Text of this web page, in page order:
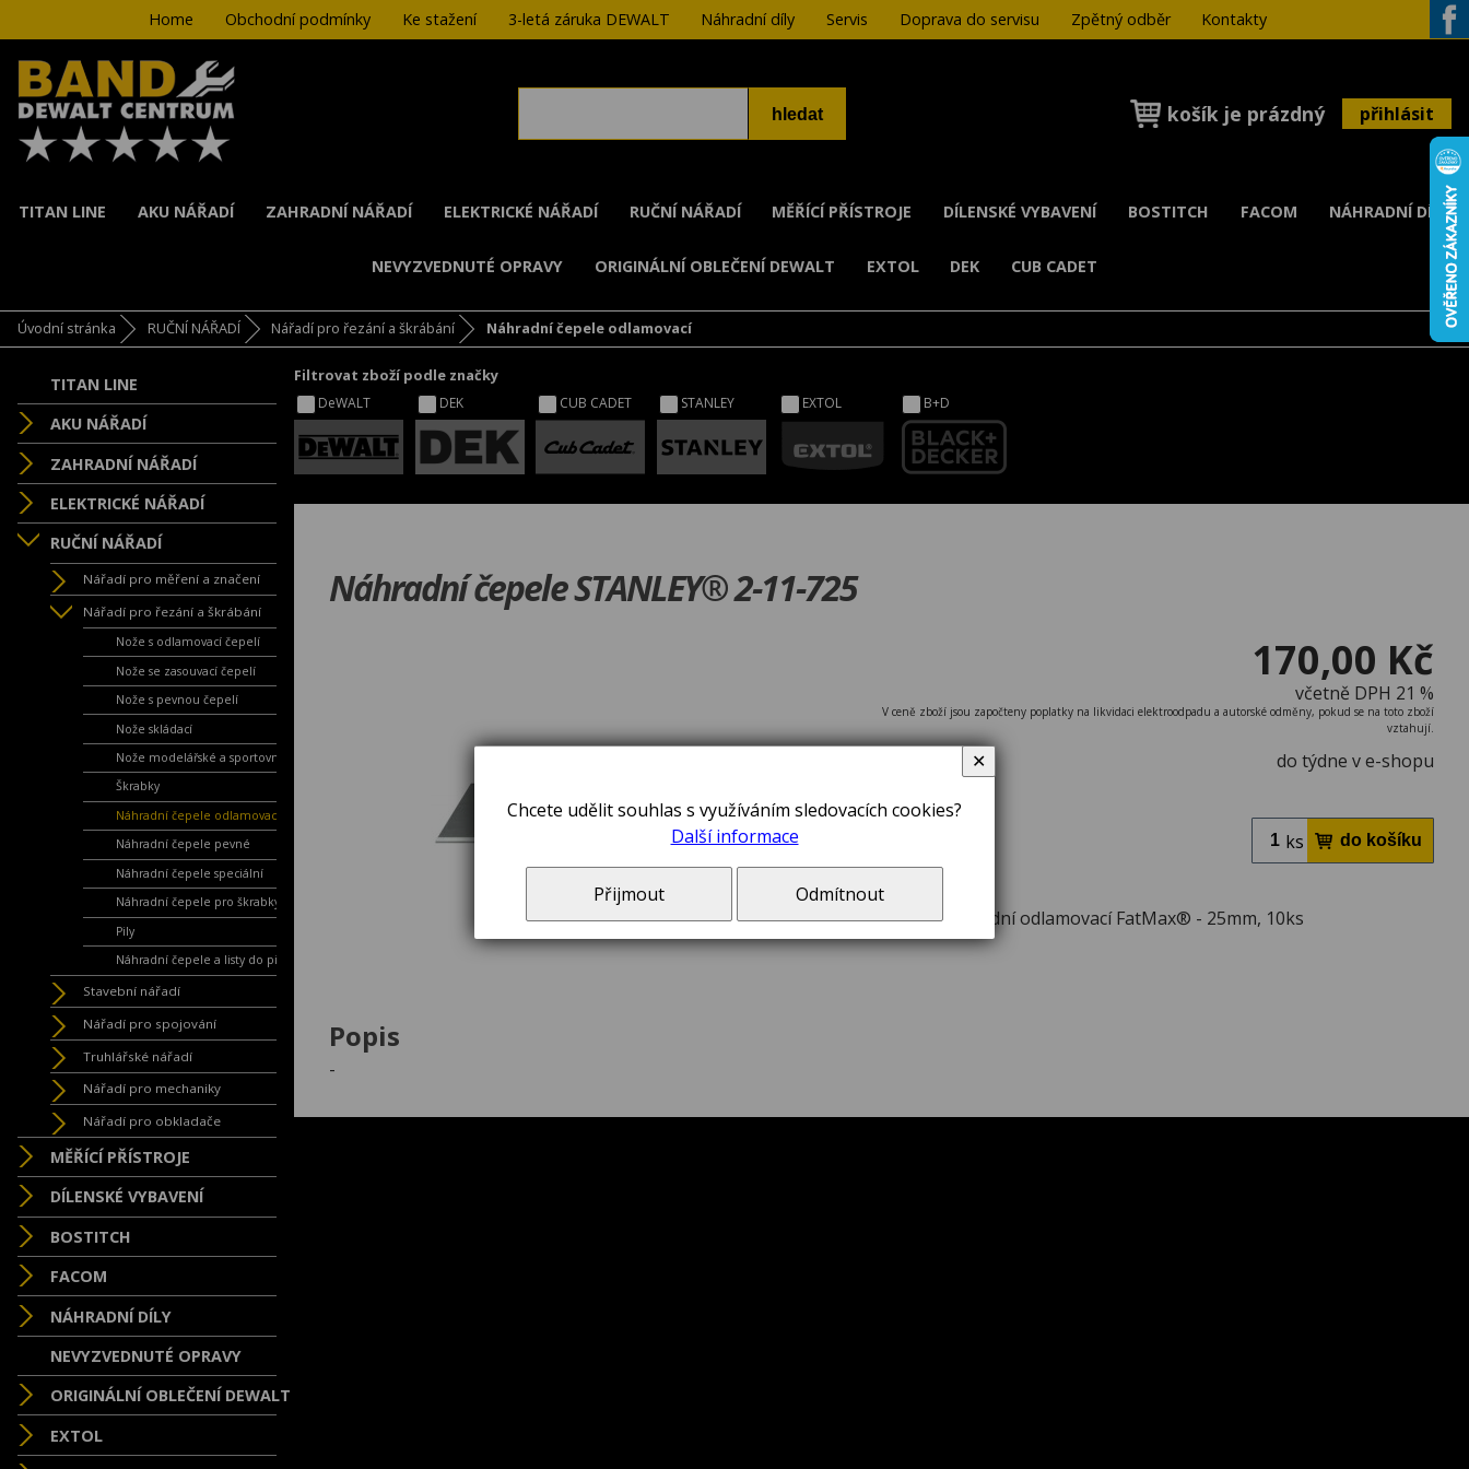
Home Obchodní podmínky Ke stažení 3-letá záruka DEWALT Náhradní díly Servis Doprava do servisu Zpětný odběr
Kontakty
košík je prázdný přihlásit
TITAN LINE AKU NÁŘADÍ ZAHRADNÍ NÁŘADÍ ELEKTRICKÉ NÁŘADÍ RUČNÍ NÁŘADÍ MĚŘÍCÍ PŘÍSTROJE DÍLENSKÉ VYBAVENÍ BOSTITCH FACOM NÁHRADNÍ DÍLY
NEVYZVEDNUTÉ OPRAVY ORIGINÁLNÍ OBLEČENÍ DEWALT EXTOL DEK CUB CADET
Úvodní stránka RUČNÍ NÁŘADÍ Nářadí pro řezání a škrábání Náhradní čepele odlamovací
TITAN LINE
AKU NÁŘADÍ
ZAHRADNÍ NÁŘADÍ
ELEKTRICKÉ NÁŘADÍ
RUČNÍ NÁŘADÍ
Nářadí pro měření a značení
Nářadí pro řezání a škrábání
Nože s odlamovací čepelí
Nože se zasouvací čepelí
Nože s pevnou čepelí
Nože skládací
Nože modelářské a sportovní
Škrabky
Náhradní čepele odlamovací
Náhradní čepele pevné
Náhradní čepele speciální
Náhradní čepele pro škrabky
Pily
Náhradní čepele a listy do pil
Stavební nářadí
Nářadí pro spojování
Truhlářské nářadí
Nářadí pro mechaniky
Nářadí pro obkladače
MĚŘÍCÍ PŘÍSTROJE
DÍLENSKÉ VYBAVENÍ
BOSTITCH
FACOM
NÁHRADNÍ DÍLY
NEVYZVEDNUTÉ OPRAVY
ORIGINÁLNÍ OBLEČENÍ DEWALT
EXTOL
Filtrovat zboží podle značky
DeWALT DEK CUB CADET STANLEY EXTOL B+D
Náhradní čepele STANLEY® 2-11-725
170,00 Kč
včetně DPH 21 %
V ceně zboží jsou započteny poplatky na likvidaci elektroodpadu a autorské odměny, pokud se na toto zboží
vztahují.
do týdne v e-shopu
ks
Čepele náhradní odlamovací FatMax® - 25mm, 10ks
Popis
-
Chcete udělit souhlas s využíváním sledovacích cookies?
Další informace
Přijmout Odmítnout
✕